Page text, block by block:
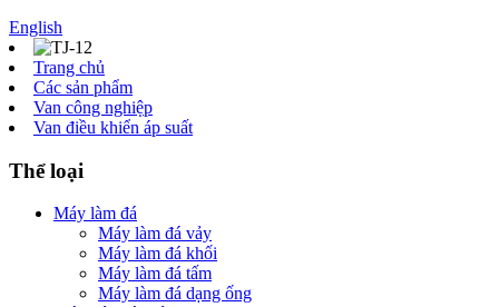
English
Trang chủ
Các sản phẩm
Van công nghiệp
Van điều khiển áp suất
Thể loại
Máy làm đá
Máy làm đá vảy
Máy làm đá khối
Máy làm đá tấm
Máy làm đá dạng ống